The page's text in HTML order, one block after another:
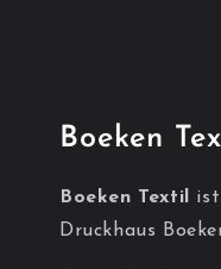
Boeken
Boeken Textil
Druckhaus